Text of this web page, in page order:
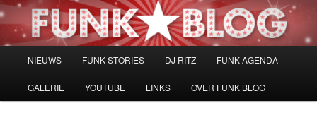
Spring
naar
NIEUWS FUNK STORIES DJ RITZ FUNK AGENDA
GALERIE YOUTUBE LINKS OVER FUNK BLOG